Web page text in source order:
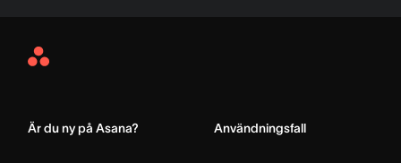
Asana
Är du ny på Asana? Användningsfall